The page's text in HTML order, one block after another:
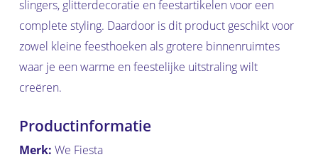
slingers, glitterdecoratie en feestartikelen voor een
complete styling. Daardoor is dit product geschikt voor
zowel kleine feesthoeken als grotere binnenruimtes
waar je een warme en feestelijke uitstraling wilt
creëren.
Productinformatie
Merk: We Fiesta